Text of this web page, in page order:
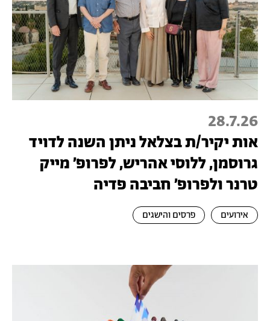
28.7.26
אות יקיר/ת בצלאל ניתן השנה לדויד
גרוסמן, ללוסי אהריש, לפרופ׳ מייק
טרנר ולפרופ׳ חביבה פדיה
אירועים פרסים והישגים